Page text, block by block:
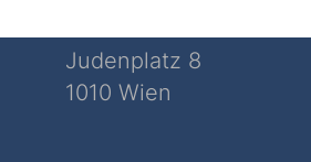
Judenplatz 8
1010 Wien